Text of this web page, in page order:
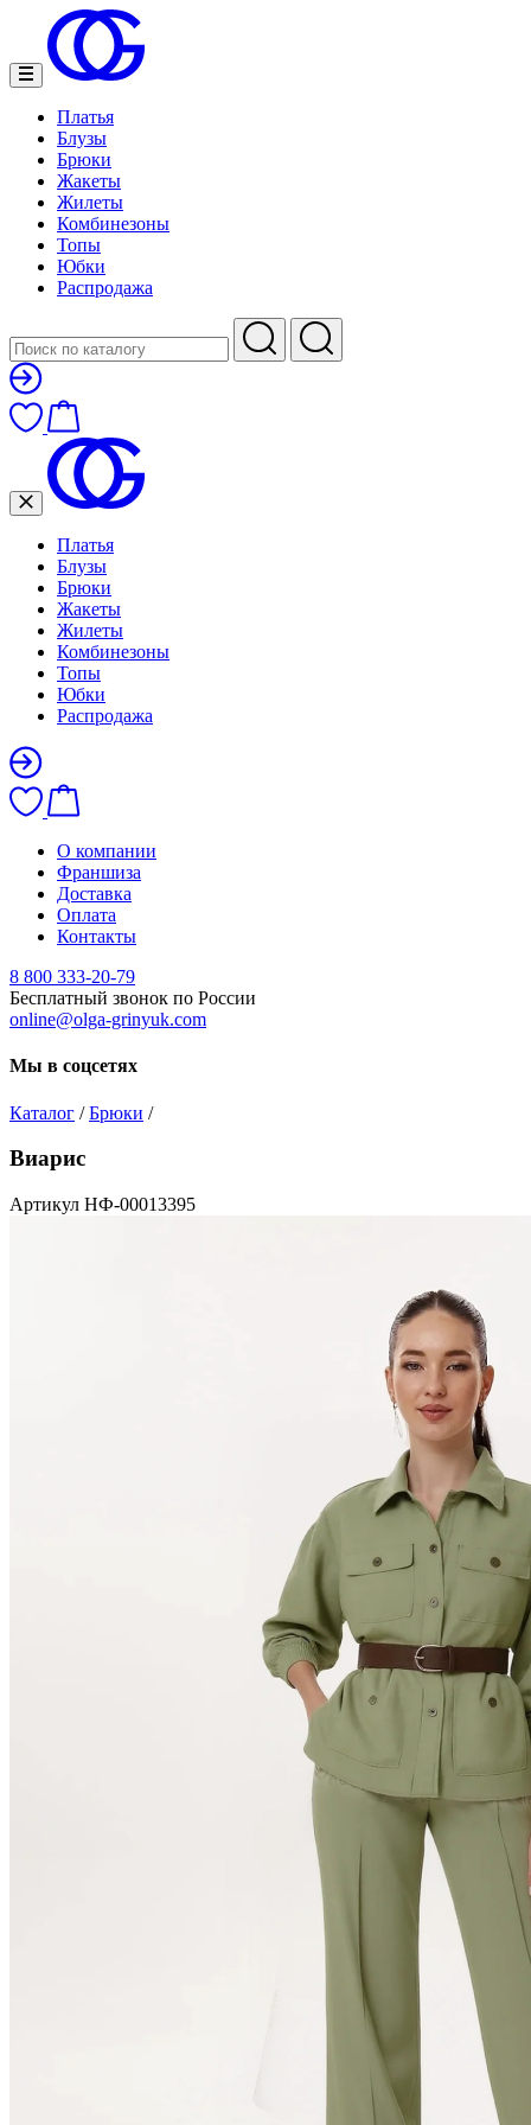
Платья
Блузы
Брюки
Жакеты
Жилеты
Комбинезоны
Топы
Юбки
Распродажа
Платья
Блузы
Брюки
Жакеты
Жилеты
Комбинезоны
Топы
Юбки
Распродажа
О компании
Франшиза
Доставка
Оплата
Контакты
8 800 333-20-79
Бесплатный звонок по России
online@olga-grinyuk.com
Мы в соцсетях
Каталог / Брюки /
Виарис
Артикул НФ-00013395